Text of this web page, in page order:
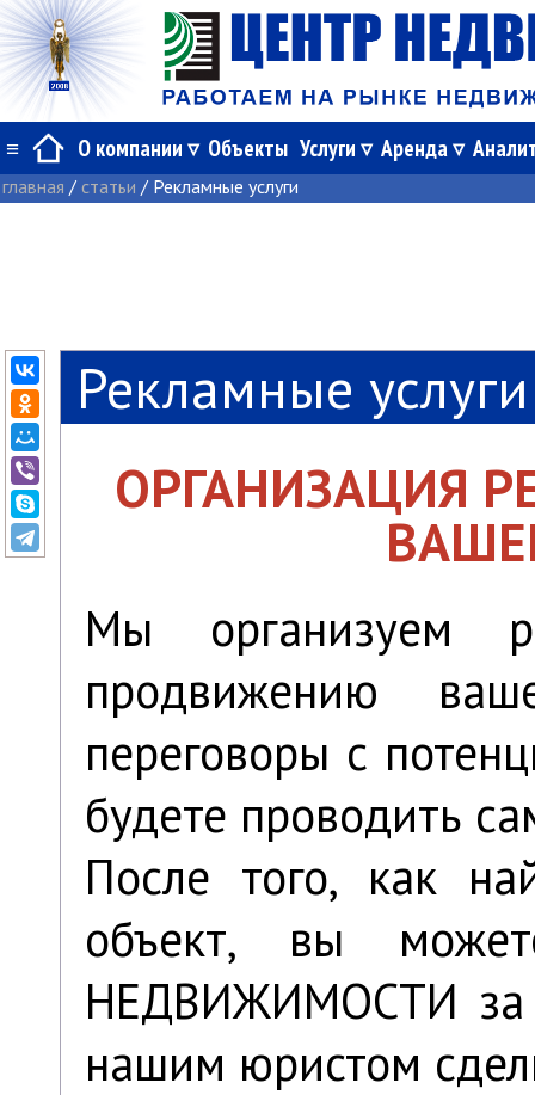
≡ О компании Объекты Услуги Аренда
главная / статьи / Рекламные услуги
Рекламные услуги
ОРГАНИЗАЦИЯ
Мы организуем
продвижению
переговоры с
будете проводить
После того, как
объект, вы
НЕДВИЖИМОСТИ за
нашим юристом